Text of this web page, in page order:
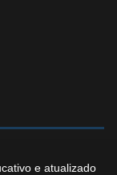
e atualizado